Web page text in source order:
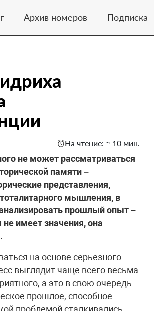
Архив номеров Подписка
На чтение: ≈ 10 мин.
не может рассматриваться
памяти –
представления,
мышления, в
прошлый опыт –
имеет значения, она
на основе серьезного
выглядит чаще всего весьма
а это в свою очередь
прошлое, способное
проблемой сталкивались